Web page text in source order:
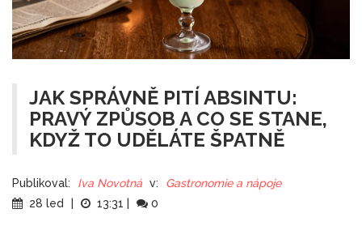
JAK SPRÁVNĚ PITÍ ABSINTU:
PRAVÝ ZPŮSOB A CO SE STANE,
KDYŽ TO UDĚLÁTE ŠPATNĚ
Publikoval: Iva Novotná v:
Gastronomie a nápoje
28 led
13:31 0